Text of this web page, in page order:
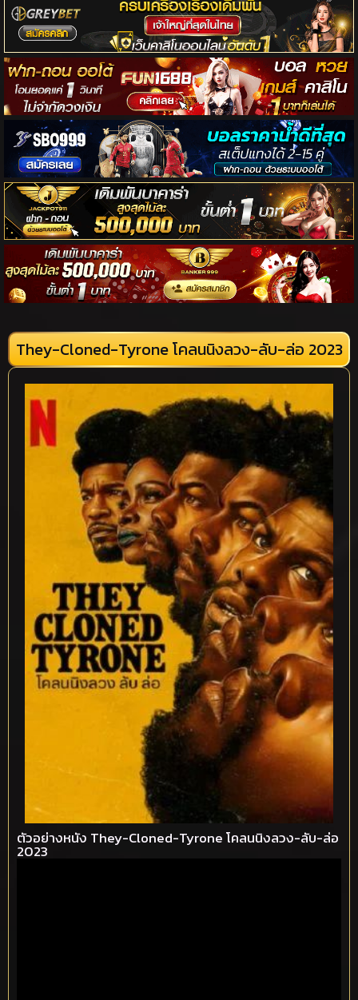
They-Cloned-Tyrone โคลนนิงลวง-ลับ-ล่อ 2023
ตัวอย่างหนัง They-Cloned-Tyrone โคลนนิงลวง-ลับ-ล่อ
2023